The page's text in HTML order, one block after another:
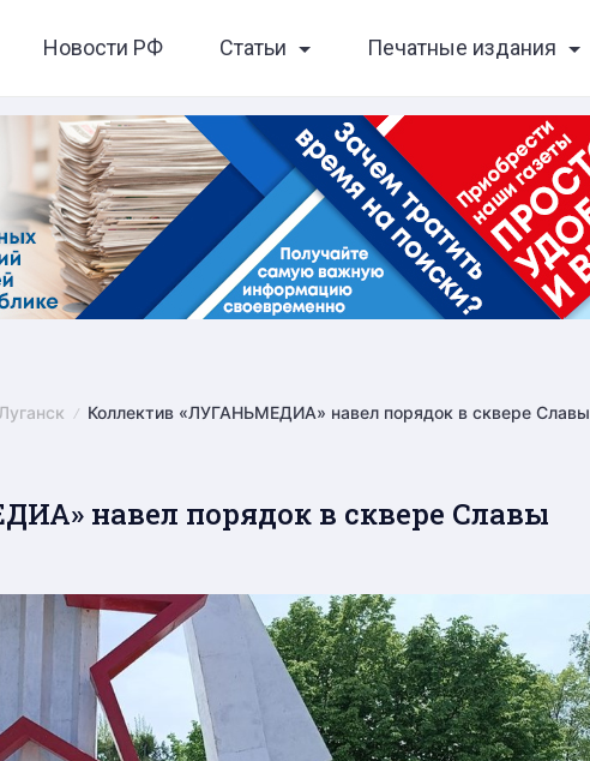
Новости РФ Статьи Печатные издания
Луганск
Коллектив «ЛУГАНЬМЕДИА» навел порядок в сквере Славы
навел порядок в сквере Славы